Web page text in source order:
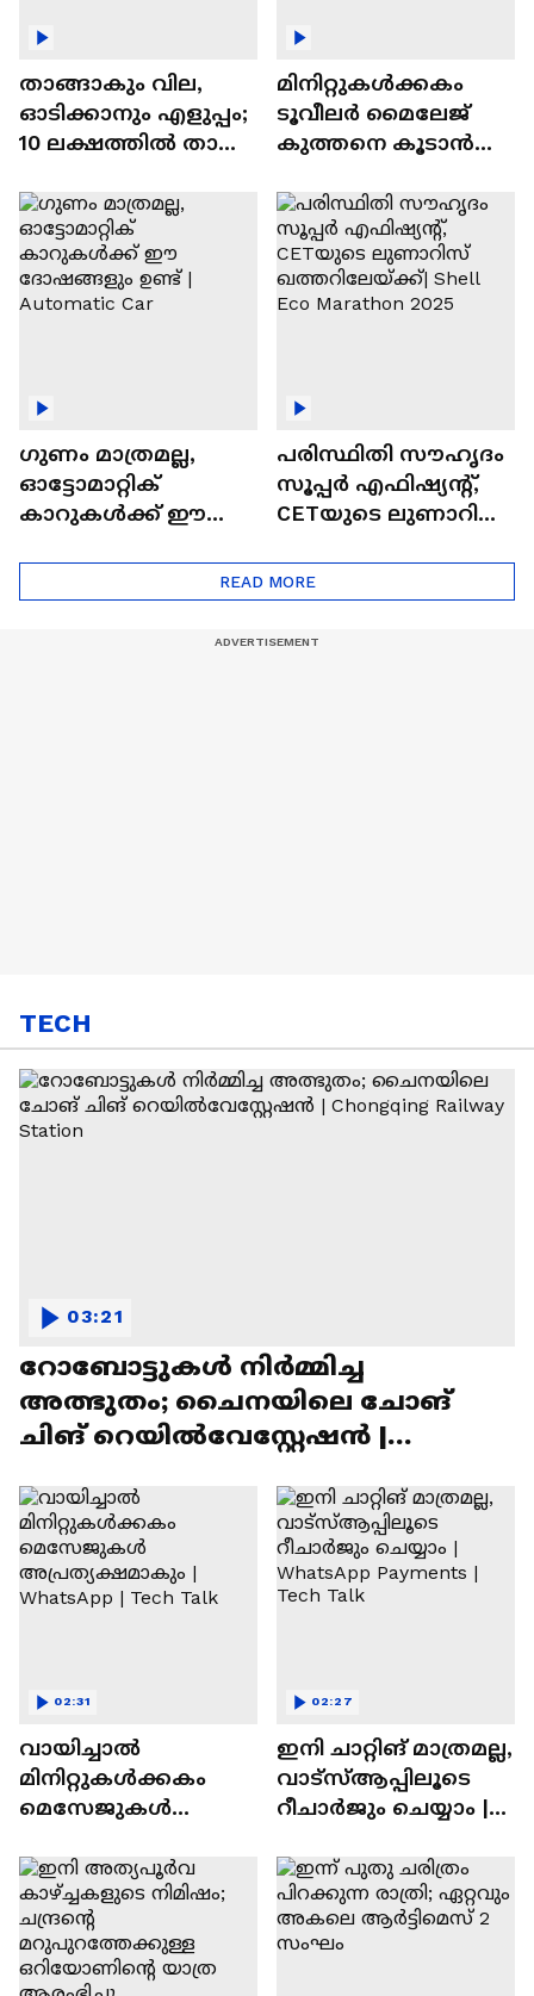
താങ്ങാകും വില,
ഓടിക്കാനും എളുപ്പം;
10 ലക്ഷത്തിൽ താഴെ
ഓട്ടോമാറ്റിക്ക്
എസ്‍യുവികൾ
മിനിറ്റുകൾക്കകം
ടൂവീലർ മൈലേജ്
കുത്തനെ കൂടാൻ
ഗുണം മാത്രമല്ല,
ഓട്ടോമാറ്റിക്
കാറുകൾക്ക് ഈ
പരിസ്ഥിതി സൗഹൃദം
സൂപ്പർ എഫിഷ്യന്റ്,
CETയുടെ ലുണാറിസ്
Eco Marathon 2025
READ MORE
TECH
റോബോട്ടുകൾ നിർമ്മിച്ച
അത്ഭുതം; ചൈനയിലെ ചോങ്
ചിങ് റെയിൽവേസ്റ്റേഷൻ |
03:21
വായിച്ചാൽ
മിനിറ്റുകൾക്കകം
മെസേജുകള്‍
WhatsApp | Tech Talk
02:31
ഇനി ചാറ്റിങ് മാത്രമല്ല,
വാട്‌സ്‌ആപ്പിലൂടെ
റീചാർജും ചെയ്യാം |
Tech Talk
02:27